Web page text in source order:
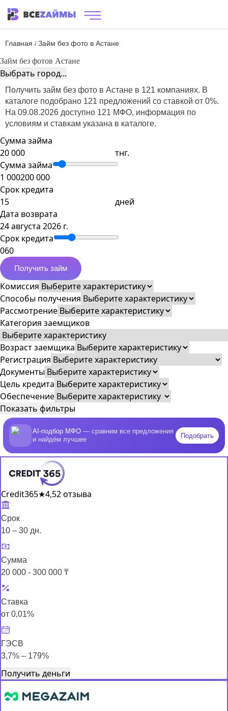
Главная / Займ без фото в Астане
Займ без фотов Астане
Выбрать город...
Получить займ без фото в Астане в 121 компаниях. В
каталоге подобрано 121 предложений со ставкой от 0%.
На 09.08.2026 доступно 121 МФО, информация по
условиям и ставкам указана в каталоге.
Сумма займа
тнг.
Сумма займа
1 000200 000
Срок кредита
дней
Дата возврата
24 августа 2026 г.
Срок кредита
060
Получить займ
Комиссия
Способы получения
Рассмотрение
Категория заемщиков
Возраст заемщика
Регистрация
Документы
Цель кредита
Обеспечение
Показать фильтры
AI-подбор МФО — сравним все предложения
и найдём лучшее
Подобрать
Credit365★4,52 отзыва
Срок
10 – 30 дн.
Сумма
20 000 - 300 000 ₸
Ставка
от 0,01%
ГЭСВ
3,7% – 179%
Получить деньги